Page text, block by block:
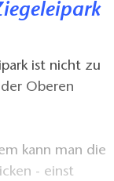
ist nicht zu
Oberen
kann man die
- einst